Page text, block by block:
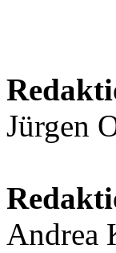
Jürgen
Andrea